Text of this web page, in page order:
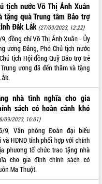
tịch nước Võ Thị Ánh Xuân
tặng quà Trung tâm Bảo trợ
Đắk Lắk (27/09/2023, 12:22)
đồng chí Võ Thị Ánh Xuân - Ủy
ương Đảng, Phó Chủ tịch nước
tịch Hội đồng Quỹ Bảo trợ trẻ
ương đã đến thăm và tặng
nhà tình nghĩa cho gia
sách có hoàn cảnh khó
09/2023, 16:01)
9, Văn phòng Đoàn đại biểu
và HĐND tỉnh phối hợp với chính
phương tổ chức trao tặng nhà
cho gia đình chính sách có
Ma Thuột.